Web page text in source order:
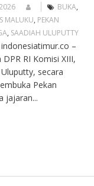
BUKA,
MALUKU, PEKAN
, SAADIAH ULUPUTTY
–
RI Komisi XIII,
secara
Pekan
jajaran...